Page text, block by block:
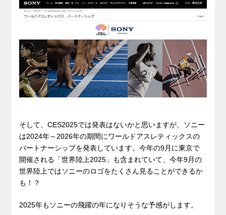
そして、CES2025では発表はないかと思いますが、ソニー
は2024年～2026年の期間にワールドアスレティックスの
パートナーシップを発表しています。今年の9月に東京で
開催される「世界陸上2025」も含まれていて、今年9月の
世界陸上ではソニーのロゴをたくさん見ることができるか
も！？
2025年もソニーの飛躍の年になりそうな予感がします。